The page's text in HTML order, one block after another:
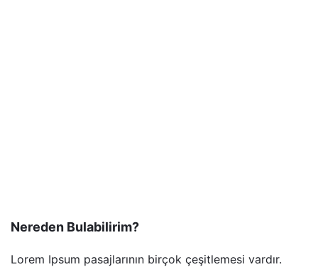
Nereden Bulabilirim?
Lorem Ipsum pasajlarının birçok çeşitlemesi vardır.